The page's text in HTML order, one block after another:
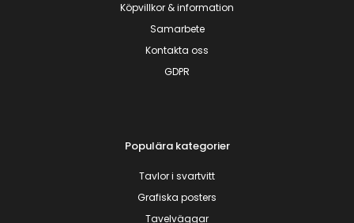
Köpvillkor & information
Samarbete
Kontakta oss
GDPR
Populära kategorier
Tavlor i svartvitt
Grafiska posters
Tavelväggar